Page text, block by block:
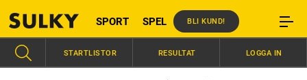
SPORT SPEL BLI KUND!
STARTLISTOR RESULTAT LOGGA IN